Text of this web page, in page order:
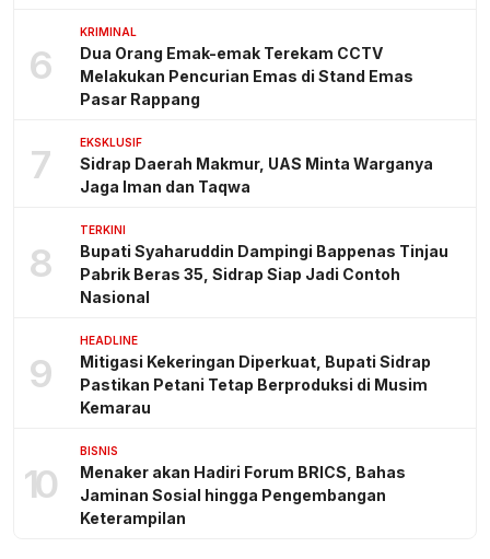
6
KRIMINAL
Dua Orang Emak-emak Terekam CCTV
Melakukan Pencurian Emas di Stand Emas
Pasar Rappang
7 EKSKLUSIF
Sidrap Daerah Makmur, UAS Minta Warganya
Jaga Iman dan Taqwa
8
TERKINI
Bupati Syaharuddin Dampingi Bappenas Tinjau
Pabrik Beras 35, Sidrap Siap Jadi Contoh
Nasional
9
HEADLINE
Mitigasi Kekeringan Diperkuat, Bupati Sidrap
Pastikan Petani Tetap Berproduksi di Musim
Kemarau
10
BISNIS
Menaker akan Hadiri Forum BRICS, Bahas
Jaminan Sosial hingga Pengembangan
Keterampilan